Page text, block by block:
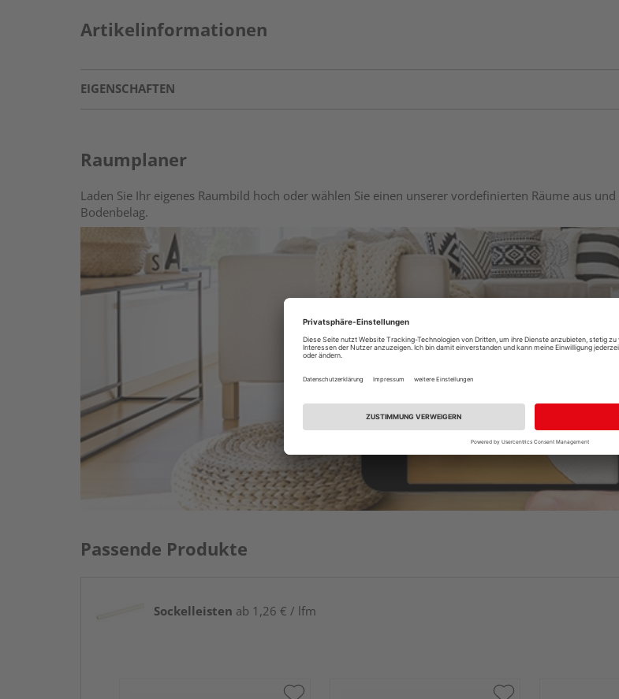
Artikelinformationen
EIGENSCHAFTEN
Raumplaner
Laden Sie Ihr eigenes Raumbild hoch oder wählen Sie einen unserer vordefinierten Räume aus
Bodenbelag.
Passende Produkte
Sockelleisten ab 1,26 € / lfm